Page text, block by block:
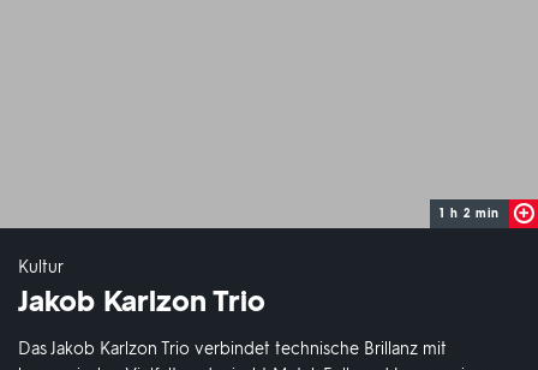
1 h 2 min
Kultur
Jakob Karlzon Trio
Das Jakob Karlzon Trio verbindet technische Brillanz mit